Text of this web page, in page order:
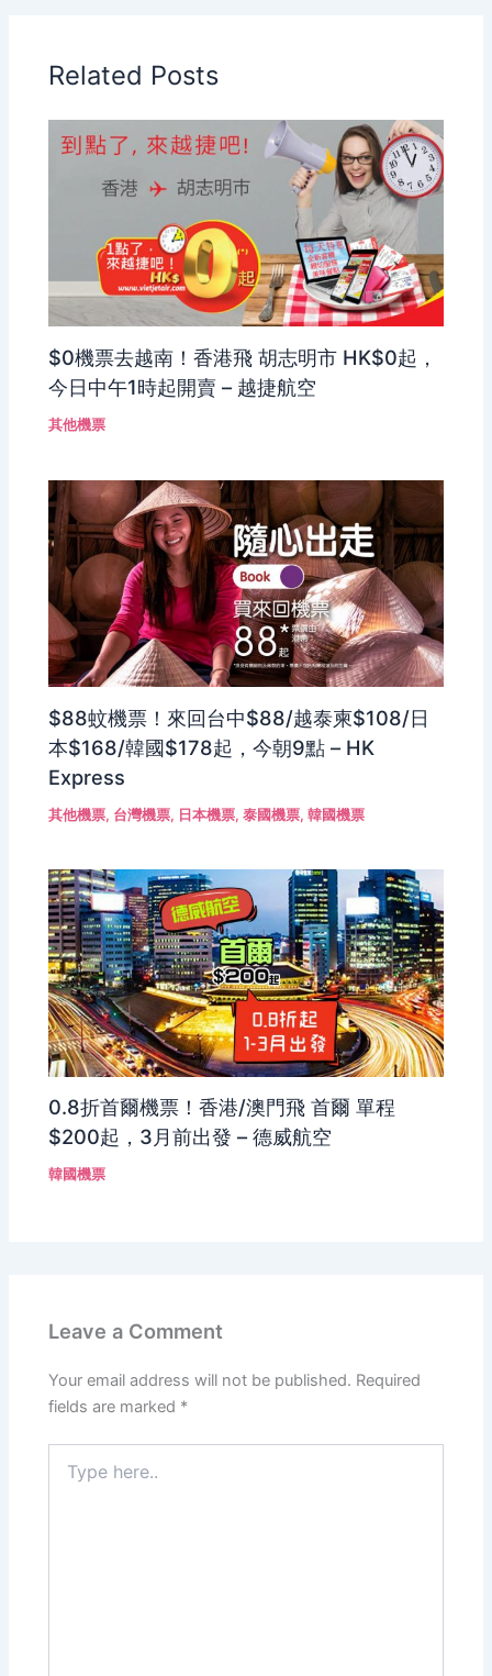
Related Posts
$0機票去越南！香港飛 胡志明市 HK$0起，
今日中午1時起開賣 – 越捷航空
其他機票
$88蚊機票！來回台中$88/越泰柬$108/日
本$168/韓國$178起，今朝9點 – HK
Express
其他機票, 台灣機票, 日本機票,泰國機票,韓國機票
0.8折首爾機票！香港/澳門飛 首爾 單程
$200起，3月前出發 – 德威航空
韓國機票
Leave a Comment
Your email address will not be published. Required
fields are marked *
here..